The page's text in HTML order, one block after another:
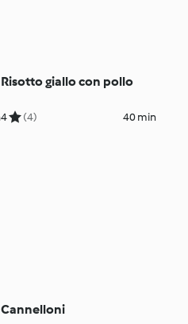
Risotto giallo con pollo
4 (4) 40 min
Cannelloni